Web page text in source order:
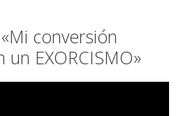
conversión
EXORCISMO»